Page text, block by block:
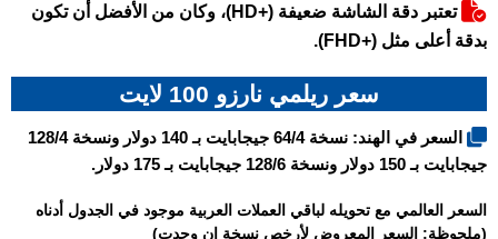
تعتبر دقة الشاشة ضعيفة (+HD)، وكان من الأفضل أن تكون
بدقة أعلى مثل (+FHD).
سعر ريلمي نارزو 100 لايت
السعر في الهند: نسخة 64/4 جيجابايت بـ 140 دولار ونسخة 128/4
جيجابايت بـ 150 دولار ونسخة 128/6 جيجابايت بـ 175 دولار.
السعر العالمي مع تحويله لباقي العملات العربية موجود في الجدول أدناه
(ملحوظة: السعر المعروض لأرخص نسخة إن وجدت)